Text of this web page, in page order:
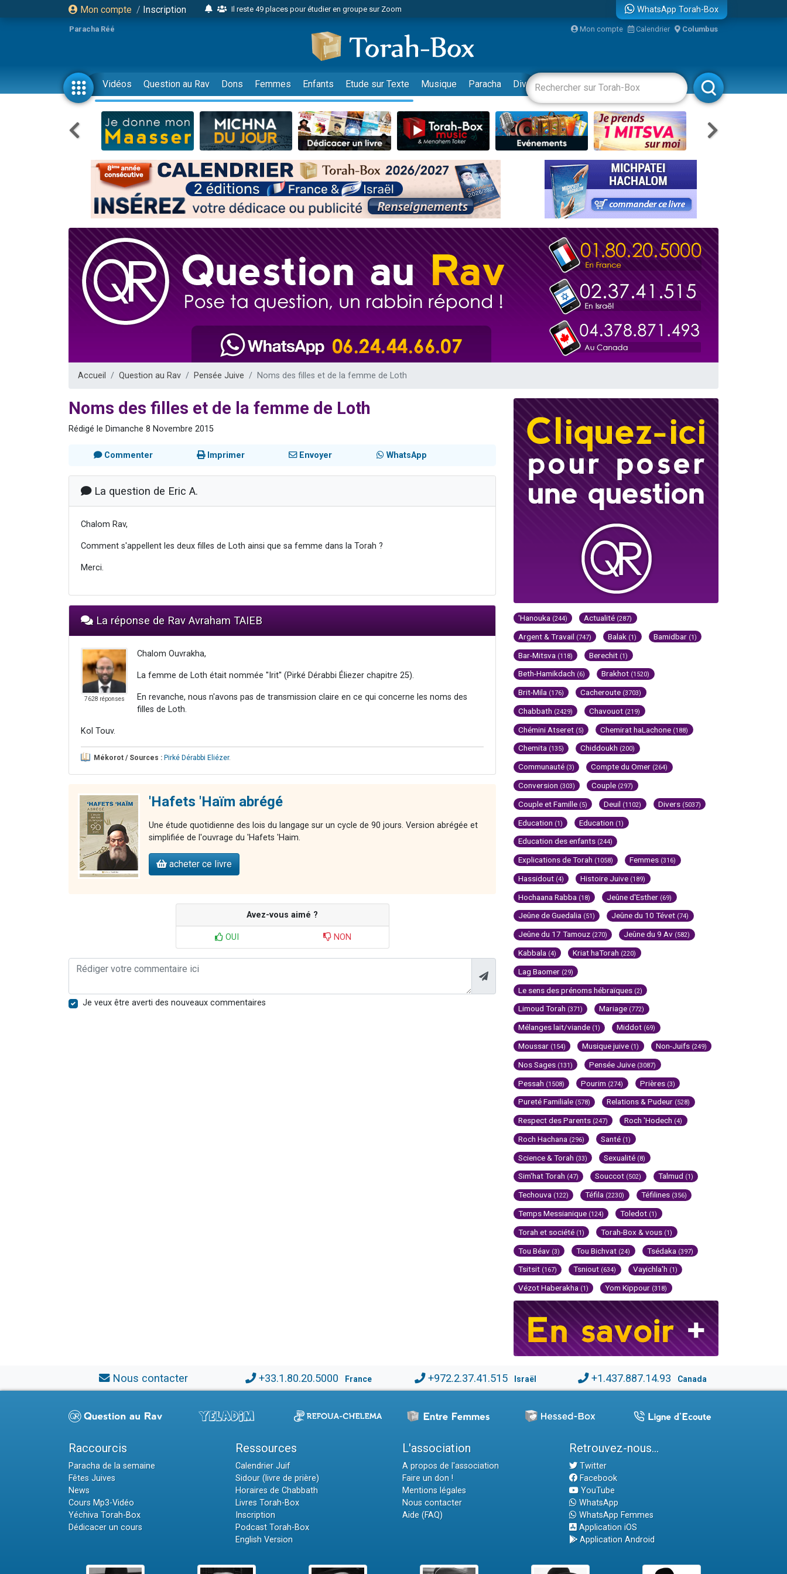
Mon compte / Inscription
Il reste 49 places pour étudier en groupe sur Zoom
2 personnes viennent de nous rejoindre sur WhatsApp
6 personnes viennent de nous rejoindre sur WhatsApp
4 personnes viennent de faire un don pour Reloger Rivka, 6 enfants, victime de violences...
2 personnes viennent de faire un don pour 1 Journée de Vacances Pour les Enfants
17 personnes viennent de demander une bénédiction
4 personnes viennent de nous rejoindre sur WhatsApp
Il reste 49 places pour étudier en groupe sur Zoom
Eva vient de donner son Maasser
4 personnes viennent de nous rejoindre sur WhatsApp
3 personnes viennent de nous rejoindre sur WhatsApp
Odaya vient de donner son Maasser
3 personnes viennent de faire un don pour 5 jours de vacances aux Orphelins
2 personnes viennent de nous rejoindre sur WhatsApp
13 personnes viennent de demander une bénédiction
Il reste 49 places pour étudier en groupe sur Zoom
12 nouvelles musiques dans Torah-Box Music
29 personnes viennent de demander une bénédiction
WhatsApp Torah-Box
Paracha Réé Mon compte Calendrier Columbus
Vidéos Question au Rav Dons Femmes Enfants Etude sur Texte Musique Paracha Divertissements Livres Rabbanim
Accueil Question au Rav Pensée Juive Noms des filles et de la femme de Loth
Noms des filles et de la femme de Loth
Rédigé le Dimanche 8 Novembre 2015
Commenter Imprimer Envoyer WhatsApp
La question de Eric A.
Chalom Rav,
Comment s'appellent les deux filles de Loth ainsi que sa femme dans la Torah ?
Merci.
La réponse de Rav Avraham TAIEB
7628 réponses
Chalom Ouvrakha,
La femme de Loth était nommée ''Irit'' (Pirké Dérabbi Éliezer chapitre 25).
En revanche, nous n'avons pas de transmission claire en ce qui concerne les noms des
filles de Loth.
Kol Touv.
Mékorot / Sources : Pirké Dérabbi Eliézer.
'Hafets 'Haïm abrégé
Une étude quotidienne des lois du langage sur un cycle de 90 jours. Version abrégée et
simplifiée de l'ouvrage du 'Hafets 'Haim.
acheter ce livre
Avez-vous aimé ?
OUI NON
Je veux être averti des nouveaux commentaires
'Hanouka (244) Actualité (287)
Argent & Travail (747) Balak (1) Bamidbar (1)
Bar-Mitsva (118) Berechit (1)
Beth-Hamikdach (6) Brakhot (1520)
Brit-Mila (176) Cacheroute (3703)
Chabbath (2429) Chavouot (219)
Chémini Atseret (5) Chemirat haLachone (188)
Chemita (135) Chiddoukh (200)
Communauté (3) Compte du Omer (264)
Conversion (303) Couple (297)
Couple et Famille (5) Deuil (1102) Divers (5037)
Education (1) Education (1)
Education des enfants (244)
Explications de Torah (1058) Femmes (316)
Hassidout (4) Histoire Juive (189)
Hochaana Rabba (18) Jeûne d'Esther (69)
Jeûne de Guedalia (51) Jeûne du 10 Tévet (74)
Jeûne du 17 Tamouz (270) Jeûne du 9 Av (582)
Kabbala (4) Kriat haTorah (220)
Lag Baomer (29)
Le sens des prénoms hébraïques (2)
Limoud Torah (371) Mariage (772)
Mélanges lait/viande (1) Middot (69)
Moussar (154) Musique juive (1) Non-Juifs (249)
Nos Sages (131) Pensée Juive (3087)
Pessah (1508) Pourim (274) Prières (3)
Pureté Familiale (578) Relations & Pudeur (528)
Respect des Parents (247) Roch 'Hodech (4)
Roch Hachana (296) Santé (1)
Science & Torah (33) Sexualité (8)
Sim'hat Torah (47) Souccot (502) Talmud (1)
Techouva (122) Téfila (2230) Téfilines (356)
Temps Messianique (124) Toledot (1)
Torah et société (1) Torah-Box & vous (1)
Tou Béav (3) Tou Bichvat (24) Tsédaka (397)
Tsitsit (167) Tsniout (634) Vayichla'h (1)
Vézot Haberakha (1) Yom Kippour (318)
Nous contacter +33.1.80.20.5000 France +972.2.37.41.515 Israël +1.437.887.14.93 Canada
Raccourcis
Paracha de la semaine
Fêtes Juives
News
Cours Mp3-Vidéo
Yéchiva Torah-Box
Dédicacer un cours
Ressources
Calendrier Juif
Sidour (livre de prière)
Horaires de Chabbath
Livres Torah-Box
Inscription
Podcast Torah-Box
English Version
L'association
A propos de l'association
Faire un don !
Mentions légales
Nous contacter
Aide (FAQ)
Retrouvez-nous...
Twitter
Facebook
YouTube
WhatsApp
WhatsApp Femmes
Application iOS
Application Android